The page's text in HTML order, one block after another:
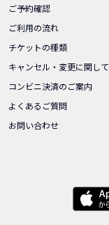
ご予約確認
ご利用の流れ
チケットの種類
キャンセル・変更に関して
コンビニ決済のご案内
よくあるご質問
お問い合わせ